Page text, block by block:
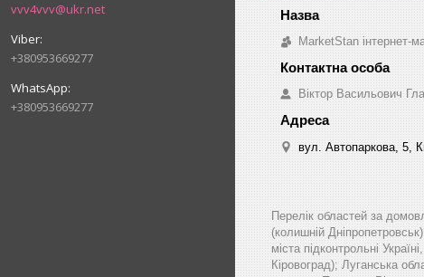
vvv4vvv@ukr.net
+380953669277
+380953669277
MarketStan інтернет-
Віктор Васильович
вул. Автопаркова, 5,
Перелік областей за
(колишній
міста підконтрольні
Кіровоград); Луганська